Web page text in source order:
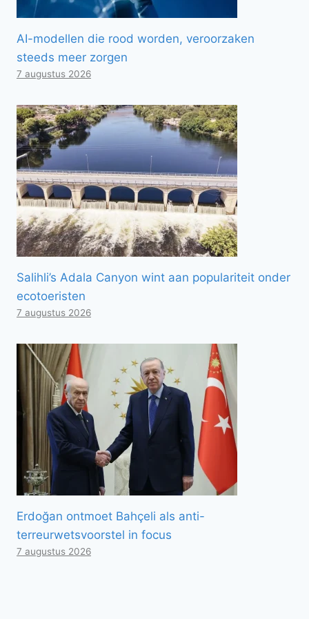
AI-modellen die rood worden, veroorzaken
steeds meer zorgen
7 augustus 2026
Salihli’s Adala Canyon wint aan populariteit onder
ecotoeristen
7 augustus 2026
Erdoğan ontmoet Bahçeli als anti-
terreurwetsvoorstel in focus
7 augustus 2026